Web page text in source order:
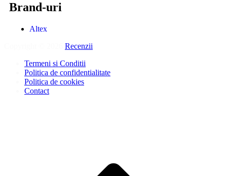
Brand-uri
Altex
Recenzii
Termeni si Conditii
Politica de confidentialitate
Politica de cookies
Contact